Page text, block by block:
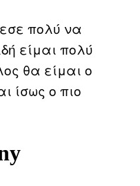
πολύ να
είμαι πολύ
θα είμαι ο
ίσως ο πιο